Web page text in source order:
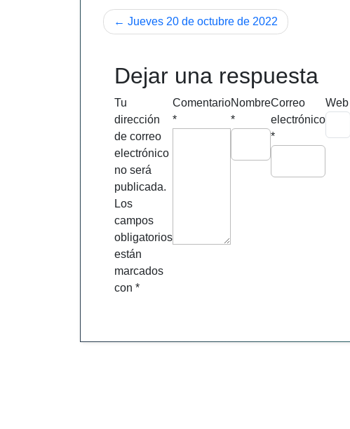
Navegación
entradas
Jueves 20 de octubre de 2022
Dejar una respuesta
Tu
dirección
de correo
electrónico
no será
publicada.
Los
campos
obligatorios
están
marcados
con *
Comentario
*
Nombre
*
Correo
electrónico
*
Web